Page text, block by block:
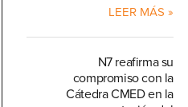
LEER MÁS »
N7 reafirma su
compromiso con la
Cátedra CMED en la